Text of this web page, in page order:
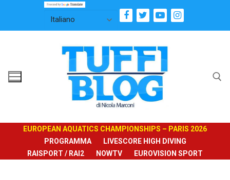
contenuto
EUROPEAN AQUATICS CHAMPIONSHIPS – PARIS 2026
PROGRAMMA
LIVESCORE HIGH DIVING
RAISPORT / RAI2
NOWTV EUROVISION SPORT